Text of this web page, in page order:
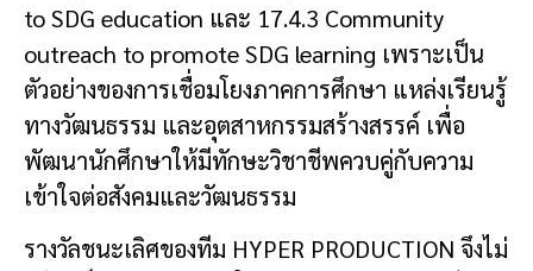
to SDG education และ 17.4.3 Community
outreach to promote SDG learning เพราะเป็น
ตัวอย่างของการเชื่อมโยงภาคการศึกษา แหล่งเรียนรู้
ทางวัฒนธรรม และอุตสาหกรรมสร้างสรรค์ เพื่อ
พัฒนานักศึกษาให้มีทักษะวิชาชีพควบคู่กับความ
เข้าใจต่อสังคมและวัฒนธรรม
รางวัลชนะเลิศของทีม HYPER PRODUCTION จึงไม่